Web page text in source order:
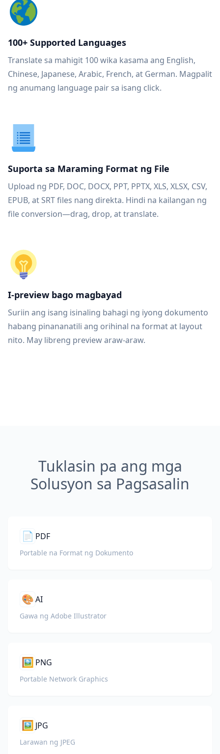
100+ Supported Languages
Translate sa mahigit 100 wika kasama ang English,
Chinese, Japanese, Arabic, French, at German. Magpalit
ng anumang language pair sa isang click.
Suporta sa Maraming Format ng File
Upload ng PDF, DOC, DOCX, PPT, PPTX, XLS, XLSX, CSV,
EPUB, at SRT files nang direkta. Hindi na kailangan ng
file conversion—drag, drop, at translate.
I-preview bago magbayad
Suriin ang isang isinaling bahagi ng iyong dokumento
habang pinananatili ang orihinal na format at layout
nito. May libreng preview araw-araw.
Tuklasin pa ang mga
Solusyon sa Pagsasalin
📄 PDF
Portable na Format ng Dokumento
🎨AI
Gawa ng Adobe Illustrator
🖼️ PNG
Portable Network Graphics
🖼️ JPG
Larawan ng JPEG